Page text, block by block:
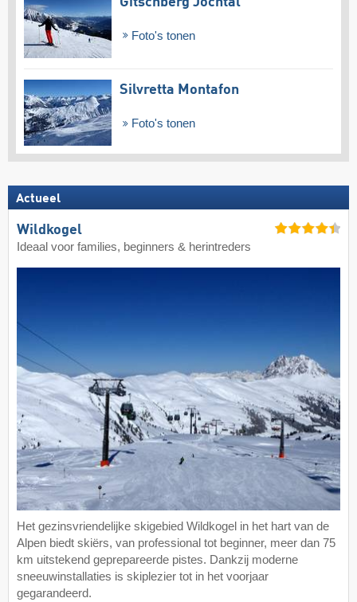
Foto's tonen
Silvretta Montafon
Foto's tonen
Actueel
Wildkogel
Ideaal voor families, beginners & herintreders
Het gezinsvriendelijke skigebied Wildkogel in het hart van de
Alpen biedt skiërs, van professional tot beginner, meer dan 75
km uitstekend geprepareerde pistes. Dankzij moderne
sneeuwinstallaties is skiplezier tot in het voorjaar
gegarandeerd.